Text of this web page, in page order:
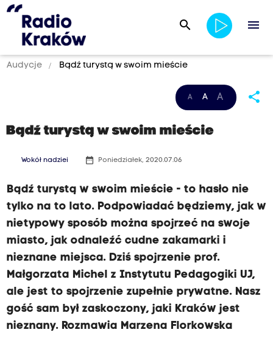
search menu
Audycje Bądź turystą w swoim mieście
A A A share
Bądź turystą w swoim mieście
Wokół nadziei date_range Poniedziałek, 2020.07.06
Bądź turystą w swoim mieście - to hasło nie
tylko na to lato. Podpowiadać będziemy, jak w
nietypowy sposób można spojrzeć na swoje
miasto, jak odnaleźć cudne zakamarki i
nieznane miejsca. Dziś spojrzenie prof.
Małgorzata Michel z Instytutu Pedagogiki UJ,
ale jest to spojrzenie zupełnie prywatne. Nasz
gość sam był zaskoczony, jaki Kraków jest
nieznany. Rozmawia Marzena Florkowska